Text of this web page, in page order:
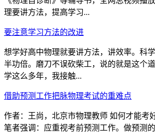
理要讲方法，提高学习...
要注意学习方法的改进
想学好高中物理就要讲方法，讲效率。科
半功倍。磨刀不误砍柴工，说的就是这个
学这么多年，我接触...
借助预测工作把脉物理考试的重难点
作者：王尚，北京市物理教师 如何才能考
笔者强调：应重视考前预测工作。做预测